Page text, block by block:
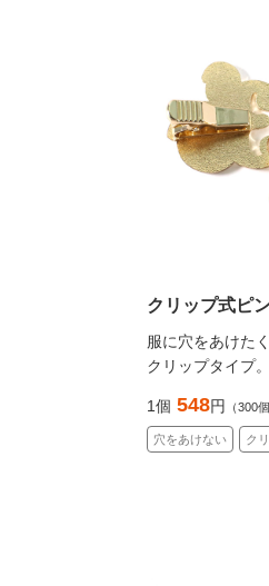
クリップ式ピ
服に穴をあけた
クリップタイプ。
1個 548円 （300
穴をあけない ク